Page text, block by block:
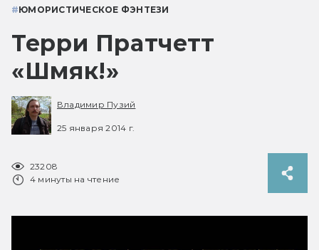
#ЮМОРИСТИЧЕСКОЕ ФЭНТЕЗИ
Терри Пратчетт
«Шмяк!»
Владимир Пузий
25 января 2014 г.
23208
4 минуты на чтение